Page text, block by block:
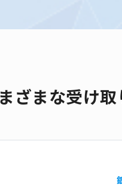
ざまな受け